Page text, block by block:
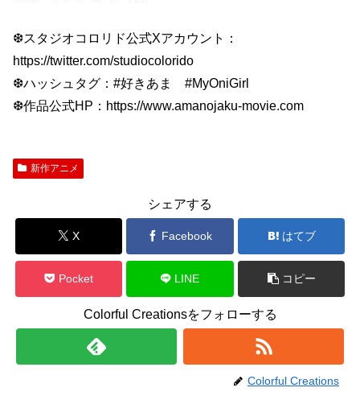
❆スタジオコロリド公式Xアカウント：
https://twitter.com/studiocolorido
❆ハッシュタグ：#好きあま #MyOniGirl
❆作品公式HP：https://www.amanojaku-movie.com
新作アニメ
シェアする
X Facebook はてブ
Pocket LINE コピー
Colorful Creationsをフォローする
Colorful Creations